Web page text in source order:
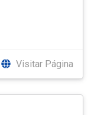
Visitar Página